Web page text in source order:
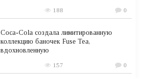
188 0
Coca-Cola создала лимитированную
коллекцию баночек Fuse Tea,
вдохновленную
157 0